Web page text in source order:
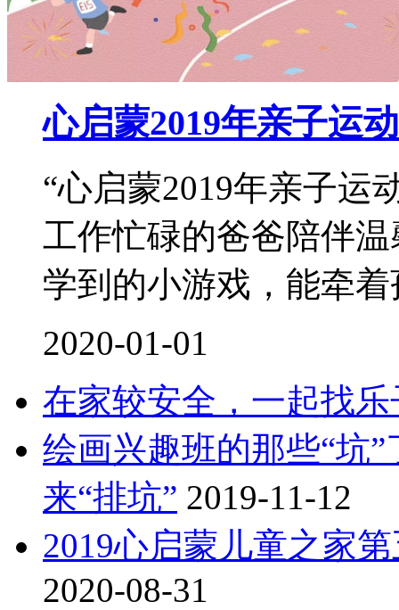
心启蒙2019年亲子运
“心启蒙2019年亲子运
工作忙碌的爸爸陪伴
学到的小游戏，能牵
2020-01-01
在家较安全，一起找
绘画兴趣班的那些“坑
来“排坑” 2019-11-12
2019心启蒙儿童之家
2020-08-31